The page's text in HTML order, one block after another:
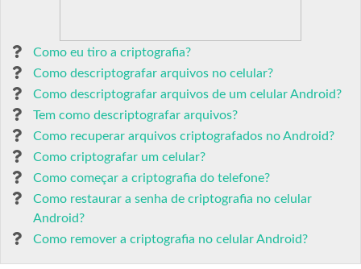
Como eu tiro a criptografia?
Como descriptografar arquivos no celular?
Como descriptografar arquivos de um celular Android?
Tem como descriptografar arquivos?
Como recuperar arquivos criptografados no Android?
Como criptografar um celular?
Como começar a criptografia do telefone?
Como restaurar a senha de criptografia no celular
Android?
Como remover a criptografia no celular Android?